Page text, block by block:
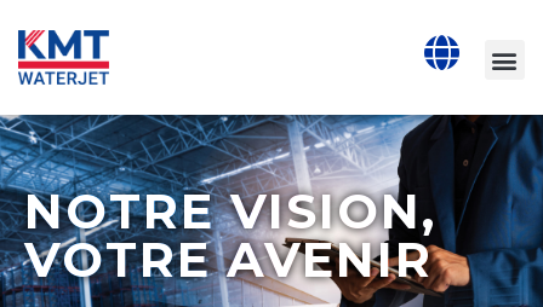
NOTRE VISION,
VOTRE AVENIR